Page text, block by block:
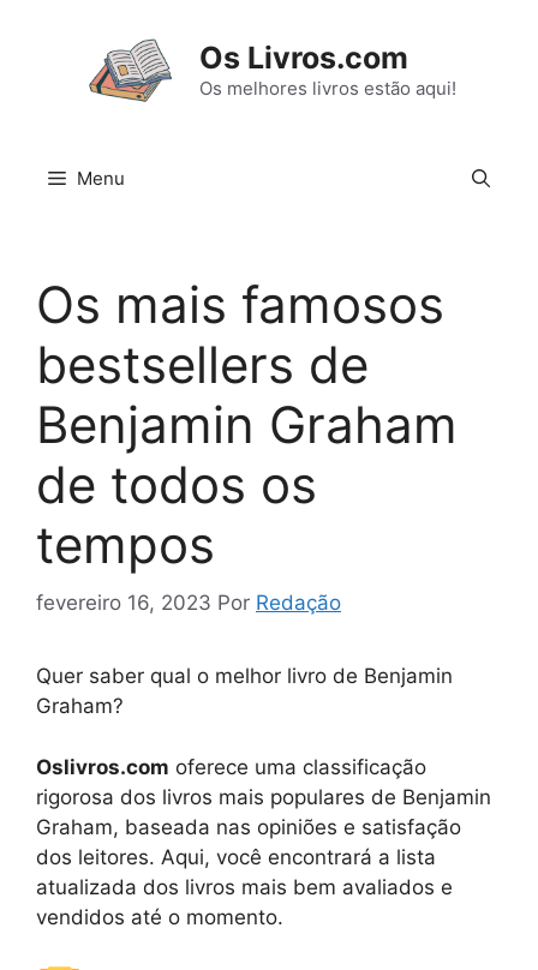
Os Livros.com
Os melhores livros estão aqui!
Menu
Os mais famosos
bestsellers de
Benjamin Graham
de todos os
tempos
fevereiro 16, 2023 Por Redação
Quer saber qual o melhor livro de Benjamin
Graham?
Oslivros.com oferece uma classificação
rigorosa dos livros mais populares de Benjamin
Graham, baseada nas opiniões e satisfação
dos leitores. Aqui, você encontrará a lista
atualizada dos livros mais bem avaliados e
vendidos até o momento.